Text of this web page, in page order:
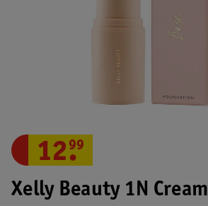
Xelly Beauty 1N Cream
12.
99